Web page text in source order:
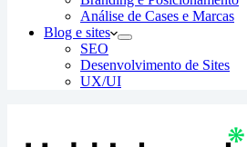
Análise de Cases e Marcas
Blog e sites
SEO
Desenvolvimento de Sites
UX/UI